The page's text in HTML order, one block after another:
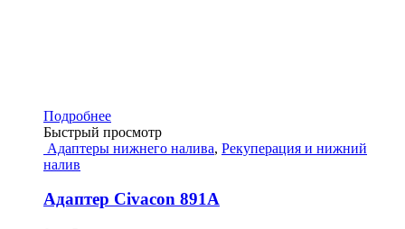
Подробнее
Быстрый просмотр
Адаптеры нижнего налива, Рекуперация и нижний
налив
Адаптер Civacon 891A